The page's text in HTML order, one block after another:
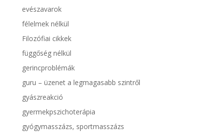
evészavarok
félelmek nélkül
Filozófiai cikkek
függőség nélkül
gerincproblémák
guru – üzenet a legmagasabb szintről
gyászreakció
gyermekpszichoterápia
gyógymasszázs, sportmasszázs